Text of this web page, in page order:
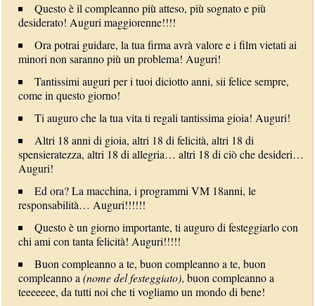
Questo è il compleanno più atteso, più sognato e più
desiderato! Auguri maggiorenne!!!!
Ora potrai guidare, la tua firma avrà valore e i film vietati ai
minori non saranno più un problema! Auguri!
Tantissimi auguri per i tuoi diciotto anni, sii felice sempre,
come in questo giorno!
Ti auguro che la tua vita ti regali tantissima gioia! Auguri!
Altri 18 anni di gioia, altri 18 di felicità, altri 18 di
spensieratezza, altri 18 di allegria… altri 18 di ciò che desideri…
Auguri!
Ed ora? La macchina, i programmi VM 18anni, le
responsabilità… Auguri!!!!!!
Questo è un giorno importante, ti auguro di festeggiarlo con
chi ami con tanta felicità! Auguri!!!!!
Buon compleanno a te, buon compleanno a te, buon
compleanno a(nome del festeggiato), buon compleanno a
teeeeeee, da tutti noi che ti vogliamo un mondo di bene!